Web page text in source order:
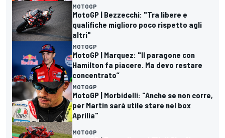
MOTOGP
MotoGP | Bezzecchi: "Tra libere e
qualifiche miglioro poco rispetto agli
altri"
MOTOGP
MotoGP | Marquez: "Il paragone con
Hamilton fa piacere. Ma devo restare
concentrato”
MOTOGP
MotoGP | Morbidelli: "Anche se non corre,
per Martin sarà utile stare nel box
Aprilia"
MOTOGP